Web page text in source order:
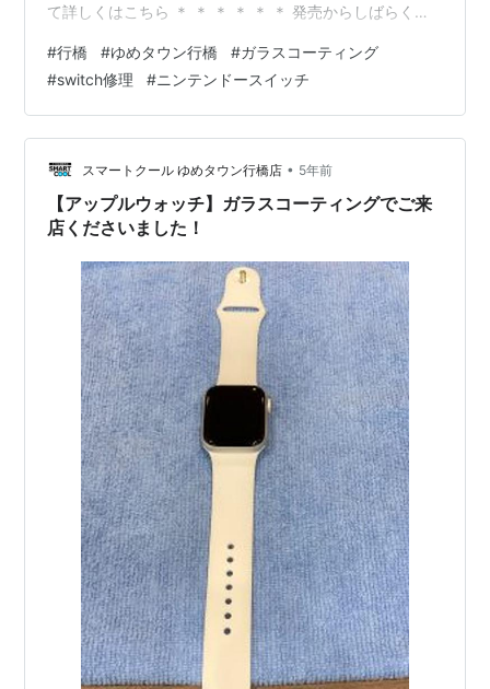
て詳しくはこちら ＊ ＊ ＊ ＊ ＊ ＊ 発売からしばらく経
から年数が経過すれば劣化してしまうのも仕方がありま
せん バッテリーなどは特にスマホと同じく経年劣化が避
けられないものですよね😥 また、左スティックは使用頻
度のわりに壊れやすいとも言われています… その都度買
い替えるのは痛い出費になっちゃいますが、 …
#行橋 #ゆめタウン行橋 #ガラスコーティング
#switch修理 #ニンテンドースイッチ
スマートクール ゆめタウン行橋店 • 5年前
【アップルウォッチ】ガラスコーティングでご来
店くださいました！